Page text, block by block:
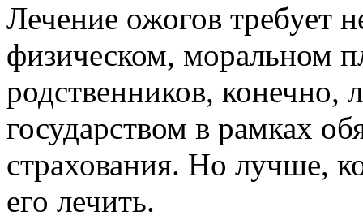
Лечение ожогов требует
физическом, моральном
родственников, конечно,
государством в рамках
страхования. Но лучше,
его лечить.